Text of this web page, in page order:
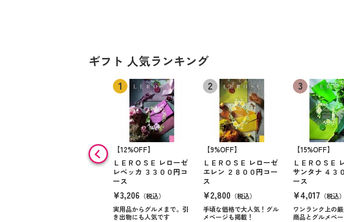
ギフト 人気ランキング
【12%OFF】
ＬＥＲＯＳＥ レローゼ
レベッカ ３３００円コ
ース
¥3,206 （税込）
実用品からグルメまで。引
き出物にも人気です
【9%OFF】
ＬＥＲＯＳＥ レローゼ
エレン ２８００円コー
ス
¥2,800 （税込）
手頃な価格で大人気！グル
メページも掲載！
【15%OFF】
ＬＥＲＯＳＥ
サンタナ ４３
ース
¥4,017 （税込）
ワンランク上の
商品とグルメペ